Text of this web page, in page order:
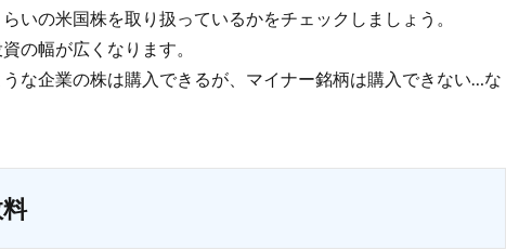
いの米国株を取り扱っているかをチェックしましょう。
の幅が広くなります。
な企業の株は購入できるが、マイナー銘柄は購入できない…な